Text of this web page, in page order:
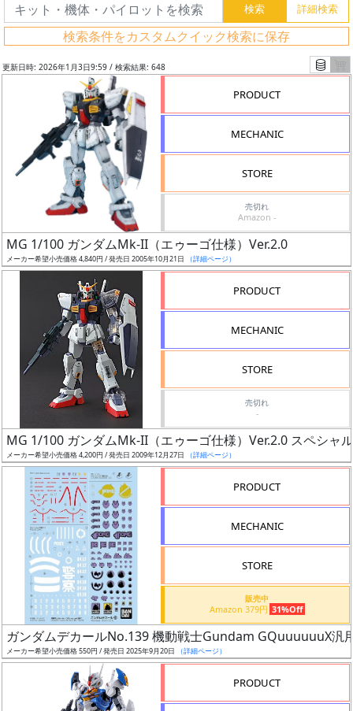
検索条件をカスタムクイック検索に保存
フ
リ
グ
レ
ル
更新日時: 2026年1月3日9:59 / 検索結果: 648
PRODUCT
MECHANIC
STORE
売切れ
Amazon -
MG 1/100 ガンダムMk-II（エゥーゴ仕様）Ver.2.0
メーカー希望小売価格 4,840円 / 発売日 2005年10月21日 （詳細ページ）
PRODUCT
MECHANIC
STORE
売切れ
-
MG 1/100 ガンダムMk-II（エゥーゴ仕様）Ver.2.0 スペシャ
メーカー希望小売価格 4,200円 / 発売日 2009年12月27日 （詳細ページ）
PRODUCT
MECHANIC
STORE
販売中
Amazon 379円 31%Off
ガンダムデカールNo.139 機動戦士Gundam GQuuuuuuX汎
メーカー希望小売価格 550円 / 発売日 2025年9月20日 （詳細ページ）
PRODUCT